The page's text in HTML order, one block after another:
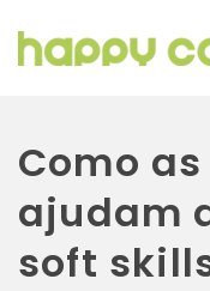
Como
ajudam
soft